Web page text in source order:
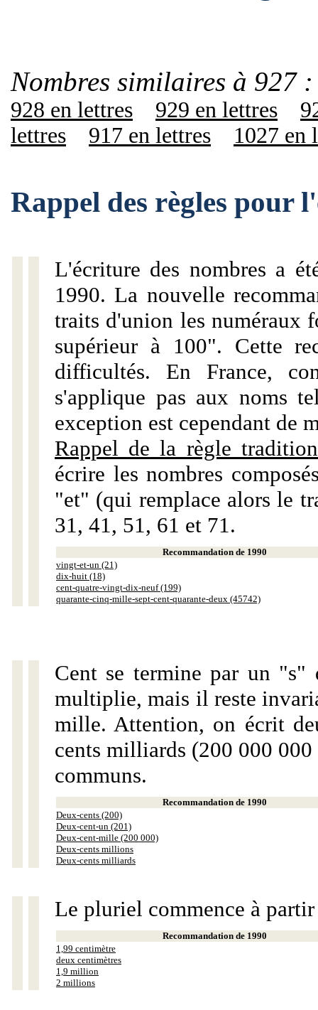
Nombres similaires à 927 :
928 en lettres 929 en lettres
lettres
917 en lettres 1027 en
Rappel des règles pour
L'écriture des nombres a
1990. La nouvelle
traits d'union les numéraux
supérieur à 100". Cette
difficultés. En France,
s'applique pas aux noms
exception est cependant de
Rappel de la règle
écrire les nombres
"et" (qui remplace alors le
31, 41, 51, 61 et 71.
Recommandation de 1990
vingt-et-un (21)
dix-huit (18)
cent-quatre-vingt-dix-neuf (199)
quarante-cinq-mille-sept-cent-quarante-deux (45742)
Cent se termine par un "s"
multiplie, mais il reste
mille. Attention, on écrit
cents milliards (200 000
communs.
Recommandation de 1990
Deux-cents (200)
Deux-cent-un (201)
Deux-cent-mille (200 000)
Deux-cents millions
Deux-cents milliards
Le pluriel commence à
Recommandation de 1990
1,99 centimètre
deux centimètres
1,9 million
2 millions